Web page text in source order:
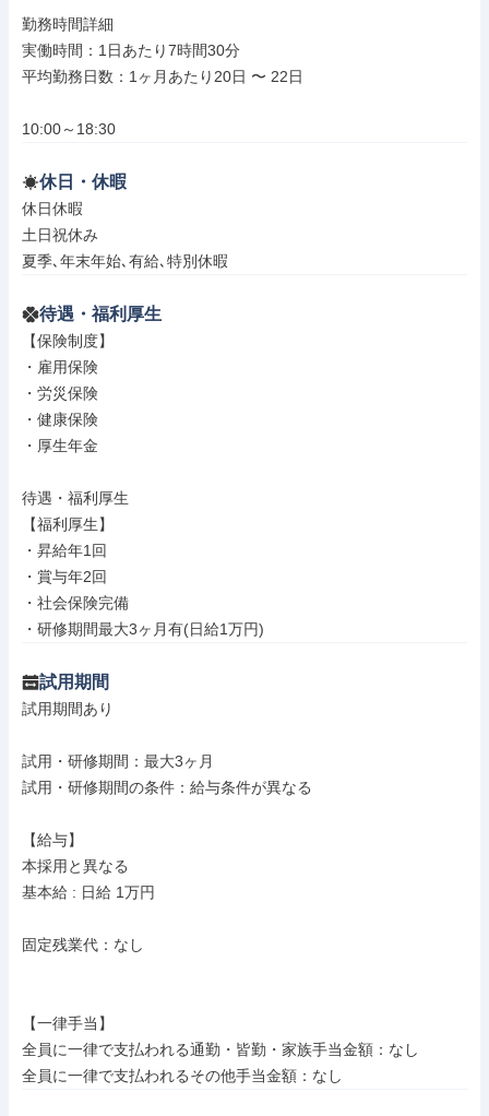
勤務時間詳細
実働時間：1日あたり7時間30分
平均勤務日数：1ヶ月あたり20日 〜 22日
10:00～18:30
休日・休暇
休日休暇
土日祝休み
夏季､年末年始､有給､特別休暇
待遇・福利厚生
【保険制度】
・雇用保険
・労災保険
・健康保険
・厚生年金
待遇・福利厚生
【福利厚生】
・昇給年1回
・賞与年2回
・社会保険完備
・研修期間最大3ヶ月有(日給1万円)
試用期間
試用期間あり
試用・研修期間：最大3ヶ月
試用・研修期間の条件：給与条件が異なる
【給与】
本採用と異なる
基本給 : 日給 1万円
固定残業代：なし
【一律手当】
全員に一律で支払われる通勤・皆勤・家族手当金額：なし